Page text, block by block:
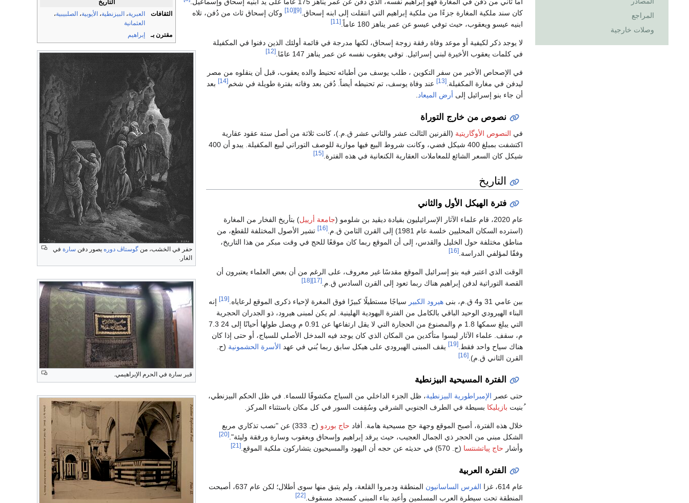
المراجع
وصلات خارجية
التاريخ
الثقافات
العبرية، البيزنطية، الأيوبية، الصلبيبية،
العثمانية
مقترن بـ
إبراهيم
حفر في الخشب، من گوستاڤ دوره يصور دفن سارة في
الغار.
قبر سارة في الحرم الإبراهيمي.
أما ثاني من دُفن في المغارة فهو إبراهيم نفسه، الذي دفن عن عمر يناهز 175 عاماً على يد ابنيه إسحاق وإسماعيل.
كان سند ملكية المغارة جزءًا من ملكية إبراهيم التي انتقلت إلى ابنه إسحاق.[9]
[10]
وكان إسحاق ثاث من دُفن، تلاه
ابنيه عيسو ويعقوب، حيث توفي عيسو عن عمر يناهز 180 عاماً.
[11]
لا يوجد ذكر لكيفية أو موعد وفاة رفقة زوجة إسحاق، لكنها مدرجة في قائمة أولئك الذين دفنوا في المكفيلة
في كلمات يعقوب الأخيرة لبني إسرائيل. توفي يعقوب نفسه عن عمر يناهز 147 عامًا.
[12]
في الإصحاص الأخير من سفر التكوين ، طلب يوسف من أطبائه تحنيط والده يعقوب، قبل أن ينقلوه من مصر
ليدفن في مغارة المكفيلة.[13] عند وفاة يوسف، تم تحنيطه أيضاً. دُفن بعد وفاته بفترة طويلة في شخم[14]
بعد
أن جاء بنو إسرائيل إلى أرض الميعاد.
نصوص من خارج التوراة
في النصوص الأوگاريتية (القرنين الثالث عشر والثاني عشر ق.م.)، كانت ثلاثة من أصل ستة عقود عقارية
اكتشفت بمبلغ 400 شيكل فضي، وكانت شروط البيع فيها موازية للوصف التوراتي لبيع المكفيلة. يبدو أن 400
شيكل كان السعر الشائع للمعاملات العقارية الكنعانية في هذه الفترة. [15]
التاريخ
فترة الهيكل الأول والثاني
عام 2020، قام علماء الآثار الإسرائيليون بقيادة ديڤيد بن شلومو ( جامعة أرييل) بتأريخ الفخار من المغارة
(استرده السكان المحليين خلسة عام 1981) إلى القرن الثامن ق.م.
[16]
تشير الأصول المختلفة للقطع، من
مناطق مختلفة حول الخليل والقدس، إلى أن الموقع ربما كان موقعًا للحج في وقت مبكر من هذا التاريخ،
وفقًا لمؤلفي الدراسة. [16]
الوقت الذي اعتبر فيه بنو إسرائيل الموقع مقدسًا غير معروف، على الرغم من أن بعض العلماء يعتبرون أن
القصة التوراتية لدفن إبراهيم هناك ربما تعود إلى القرن السادس ق.م. [17]
[18]
بين عامي 31 و4 ق.م، بنى هيرود الكبير سياجًا مستطيلًا كبيرًا فوق المغرة لإحياء ذكرى الموقع لرعاياه. [19]
إنه
البناء الهيرودي الوحيد الباقي بالكامل من الفترة اليهودية الهلينية. لم يكن لمبنى هيرود، ذو الجدران الحجرية
التي يبلغ سمكها 1.8 م والمصنوع من الحجارة التي لا يقل ارتفاعها عن 0.91 م ويصل طولها أحيانًا إلى 24 7.3
م، سقف. علماء الآثار ليسوا متأكدين من المكان الذي كان يوجد فيه المدخل الأصلي للسياج، أو حتى إذا كان
هناك سياح واحد فقط. [19] يقف المبنى الهيرودي على هيكل سابق ربما بُني في عهد الأسرة الحشمونية (ح.
القرن الثاني ق.م). [16]
الفترة المسيحية البيزنطية
حتى عصر الإمبراطورية البيزنطية، ظل الجزء الداخلي من السياج مكشوفًا للسماء. في ظل الحكم البيزنطي،
ُبنيت بازيليكا بسيطة في الطرف الجنوبي الشرقي وسُقِفت السور في كل مكان باستثناء المركز.
خلال هذه الفترة، أصبح الموقع وجهة حج مسيحية هامة. أفاد حاج بوردو
(ح. 333) عن "نصب تذكاري مربع
الشكل مبني من الحجر ذي الجمال العجيب، حيث يرقد إبراهيم وإسحاق ويعقوب وسارة ورفقة وليئة".[20]
وأشار حاج پياتشنتسا (ح. 570) في حديثه عن حجه أن اليهود والمسيحيون يتشاركون ملكية الموقع. [21]
الفترة العربية
عام 614، غزا الفرس الساسانيون
المنطقة ودمروا القلعة، ولم يتبق منها سوى أطلال؛ لكن عام 637، أصبحت
المنطقة تحت سيطرة العرب المسلمين وأعيد بناء المبنى كمسجد مسقوف. [22]